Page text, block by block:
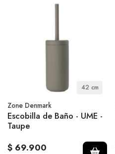
42 cm
Zone Denmark
Escobilla de Baño - UME -
Taupe
$ 69.900